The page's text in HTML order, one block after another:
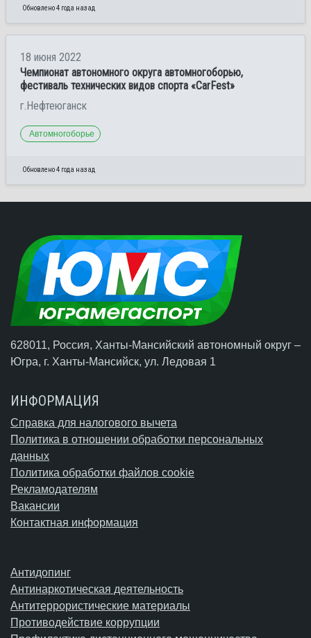
Обновлено 4 года назад
18 июня 2022
Чемпионат автономного округа автомногоборью,
фестиваль технических видов спорта «CarFest»
г.Нефтеюганск
Автомногоборье
Обновлено 4 года назад
628011, Россия, Ханты-Мансийский автономный округ –
Югра, г. Ханты-Мансийск, ул. Ледовая 1
ИНФОРМАЦИЯ
Справка для налогового вычета
Политика в отношении обработки персональных
данных
Политика обработки файлов cookie
Рекламодателям
Вакансии
Контактная информация
Антидопинг
Антинаркотическая деятельность
Антитеррористические материалы
Противодействие коррупции